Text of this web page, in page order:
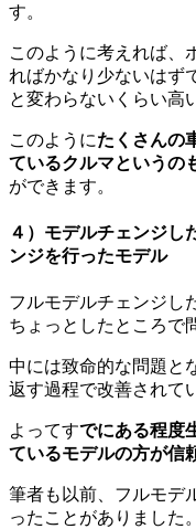
す。
このように考えれば、
ればかなり少ないはず
と変わらないくらい高
このようにたくさんの
ているクルマというの
ができます。
４）モデルチェンジし
ンジを行ったモデル
フルモデルチェンジし
ちょっとしたところで
中には致命的な問題と
返す過程で改善されて
よってすでにある程度
ているモデルの方が信
筆者も以前、フルモデ
ったことがありました。